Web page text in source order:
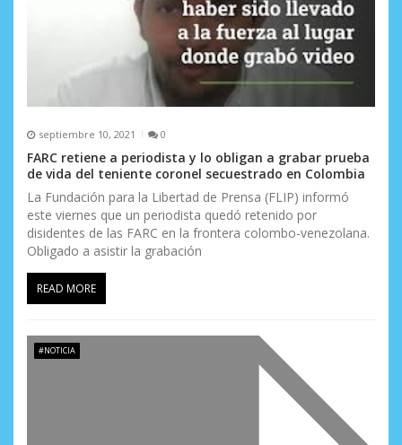
septiembre 10, 2021 0
FARC retiene a periodista y lo obligan a grabar prueba
de vida del teniente coronel secuestrado en Colombia
La Fundación para la Libertad de Prensa (FLIP) informó
este viernes que un periodista quedó retenido por
disidentes de las FARC en la frontera colombo-venezolana.
Obligado a asistir la grabación
READ MORE
#NOTICIA